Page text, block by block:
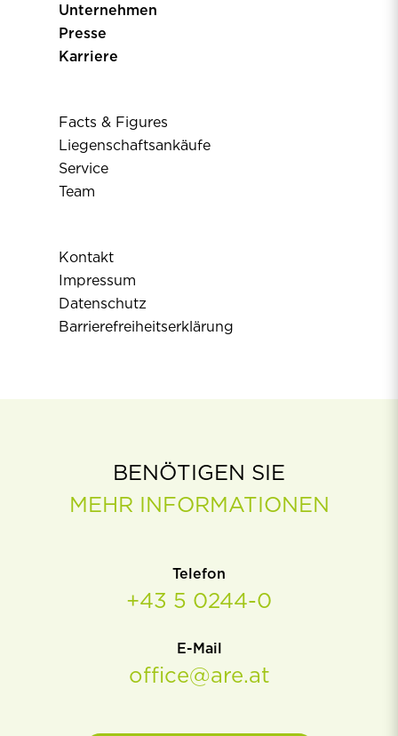
Unternehmen
Presse
Karriere
Facts & Figures
Liegenschaftsankäufe
Service
Team
Kontakt
Impressum
Datenschutz
Barrierefreiheitserklärung
BENÖTIGEN SIE
MEHR INFORMATIONEN
Telefon
+43 5 0244-0
E-Mail
office@are.at